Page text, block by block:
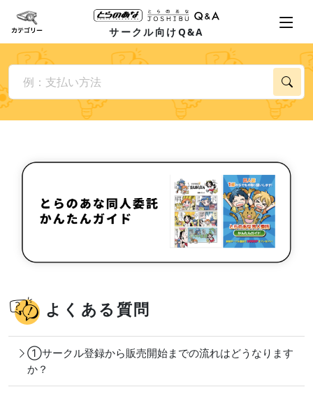
サークル向けQ&A
よくある質問
①サークル登録から販売開始までの流れはどうなります
か？